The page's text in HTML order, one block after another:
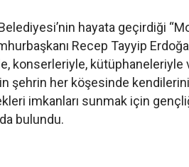
hayata geçirdiği
Recep Tayyip
konserleriyle, kütüphaneleriyle
şehrin her köşesinde
imkanları sunmak için
bulundu.